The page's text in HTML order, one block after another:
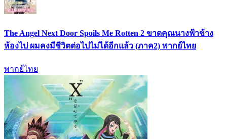
The Angel Next Door Spoils Me Rotten 2 ขาดคุณนางฟ้าข้าง
ห้องไป ผมคงมีชีวิตต่อไปไม่ได้อีกแล้ว (ภาค2) พากย์ไทย
พากย์ไทย